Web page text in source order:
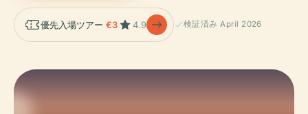
優先入場ツアー €3 4.9 検証済み April 2026